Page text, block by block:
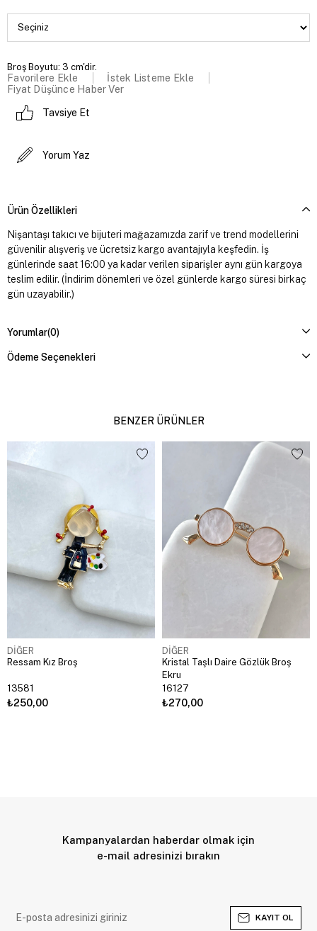
Broş Boyutu: 3 cm'dir.
Favorilere Ekle
İstek Listeme Ekle
Fiyat Düşünce Haber Ver
Tavsiye Et
Yorum Yaz
Ürün Özellikleri
Nişantaşı takıcı ve bijuteri mağazamızda zarif ve trend modellerini
güvenilir alışveriş ve ücretsiz kargo avantajıyla keşfedin. İş
günlerinde saat 16:00 ya kadar verilen siparişler aynı gün kargoya
teslim edilir. (İndirim dönemleri ve özel günlerde kargo süresi birkaç
gün uzayabilir.)
Yorumlar(0)
Ödeme Seçenekleri
BENZER ÜRÜNLER
DİĞER
Ressam Kız Broş
13581
₺250,00
DİĞER
Kristal Taşlı Daire Gözlük Broş
Ekru
16127
₺270,00
Kampanyalardan haberdar olmak için
e-mail adresinizi bırakın
KAYIT OL